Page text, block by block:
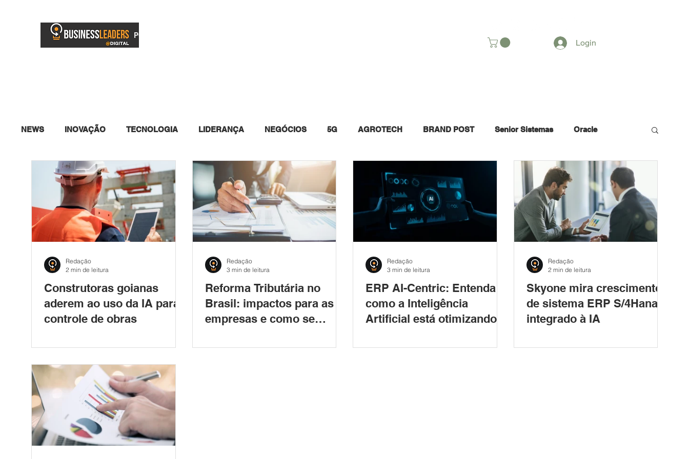
PORTAL
Login
NEWS INOVAÇÃO TECNOLOGIA LIDERANÇA NEGÓCIOS 5G AGROTECH BRAND POST Senior Sistemas Oracle
Construtoras goianas
aderem ao uso da IA para
controle de obras
Redação
2 min de leitura
Reforma Tributária no
Brasil: impactos para as
empresas e como se
Redação
3 min de leitura
ERP AI-Centric: Entenda
como a Inteligência
Artificial está otimizando a
Redação
3 min de leitura
Skyone mira crescimento
de sistema ERP S/4Hana
integrado à IA
Redação
2 min de leitura